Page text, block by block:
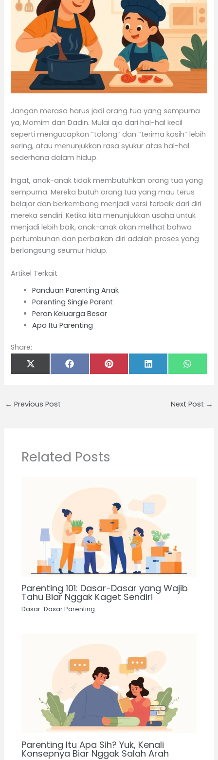
Jangan merasa harus jadi orang tua yang sempurna
ya, Momim dan Dadin. Mulai aja dari hal-hal kecil
seperti mengucapkan “tolong” dan “terima kasih” lebih
sering, atau menunjukkan rasa syukur atas hal-hal
sederhana dalam hidup.
Ingat, anak-anak tidak membutuhkan orang tua yang
sempurna. Mereka butuh orang tua yang mau terus
belajar dan berkembang menjadi versi terbaik dari diri
mereka sendiri. Ketika kita menunjukkan usaha untuk
menjadi lebih baik, anak-anak akan melihat bahwa
pertumbuhan dan perbaikan diri adalah proses yang
berlangsung seumur hidup.
Artikel Terkait
Panduan Parenting Anak
Parenting Single Parent
Peran Keluarga Besar
Apa Itu Parenting
Share:
Share
X
(Twitter)
Share
on
Facebook
Share
on
Share
on
LinkedIn
Share
← Previous Post Next Post →
Related Posts
Parenting 101: Dasar-Dasar yang Wajib
Tahu Biar Nggak Kaget Sendiri
Dasar-Dasar Parenting
Parenting Itu Apa Sih? Yuk, Kenali
Konsepnya Biar Nggak Salah Arah